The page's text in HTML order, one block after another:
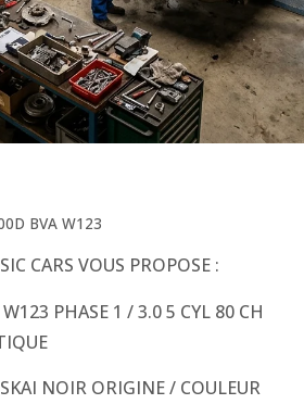
BVA W123
CARS VOUS PROPOSE :
PHASE 1 / 3.0 5 CYL 80 CH
NOIR ORIGINE / COULEUR